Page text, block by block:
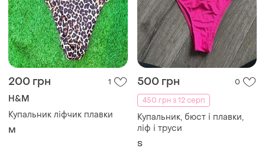
200 грн 1
H&M
Купальник ліфчик плавки
M
500 грн
0
450 грн з 12 серп
Купальник, бюст і плавки,
ліф і труси
S